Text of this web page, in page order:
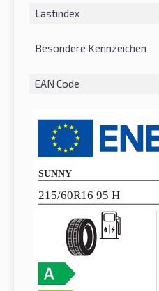
Lastindex
Besondere Kennzeichen
EAN Code